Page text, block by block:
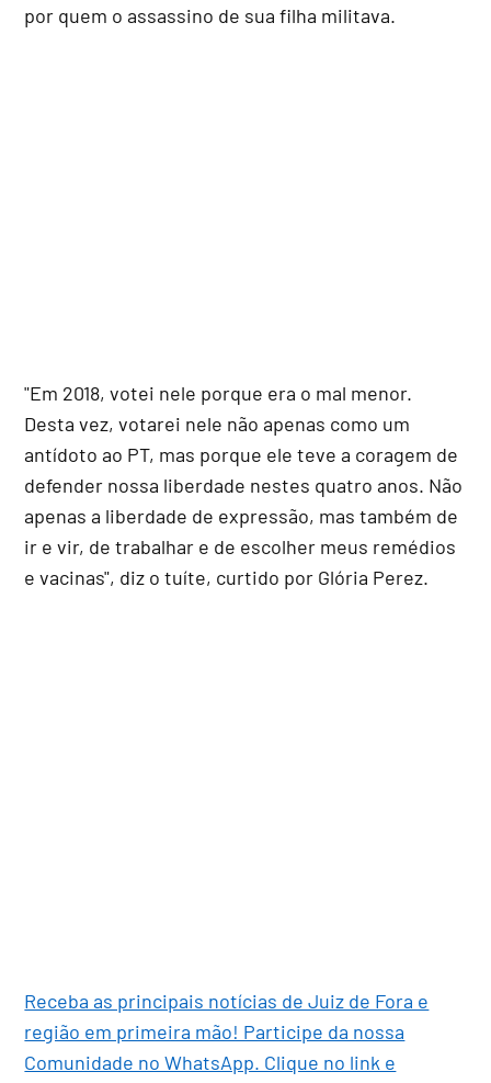
por quem o assassino de sua filha militava.
"Em 2018, votei nele porque era o mal menor.
Desta vez, votarei nele não apenas como um
antídoto ao PT, mas porque ele teve a coragem de
defender nossa liberdade nestes quatro anos. Não
apenas a liberdade de expressão, mas também de
ir e vir, de trabalhar e de escolher meus remédios
e vacinas", diz o tuíte, curtido por Glória Perez.
Receba as principais notícias de Juiz de Fora e
região em primeira mão! Participe da nossa
Comunidade no WhatsApp. Clique no link e